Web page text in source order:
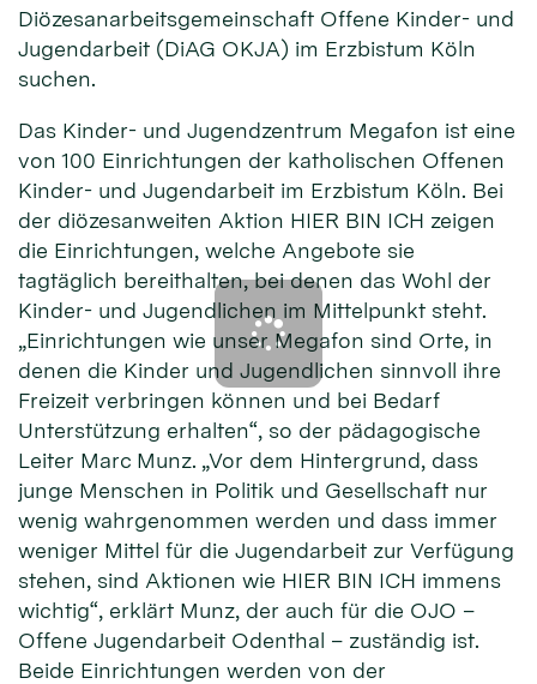
Diözesanarbeitsgemeinschaft Offene Kinder- und
Jugendarbeit (DiAG OKJA) im Erzbistum Köln
suchen.
Das Kinder- und Jugendzentrum Megafon ist eine
von 100 Einrichtungen der katholischen Offenen
Kinder- und Jugendarbeit im Erzbistum Köln. Bei
der diözesanweiten Aktion HIER BIN ICH zeigen
die Einrichtungen, welche Angebote sie
tagtäglich bereithalten, bei denen das Wohl der
Kinder- und Jugendlichen im Mittelpunkt steht.
„Einrichtungen wie unser Megafon sind Orte, in
denen die Kinder und Jugendlichen sinnvoll ihre
Freizeit verbringen können und bei Bedarf
Unterstützung erhalten“, so der pädagogische
Leiter Marc Munz. „Vor dem Hintergrund, dass
junge Menschen in Politik und Gesellschaft nur
wenig wahrgenommen werden und dass immer
weniger Mittel für die Jugendarbeit zur Verfügung
stehen, sind Aktionen wie HIER BIN ICH immens
wichtig“, erklärt Munz, der auch für die OJO –
Offene Jugendarbeit Odenthal – zuständig ist.
Beide Einrichtungen werden von der